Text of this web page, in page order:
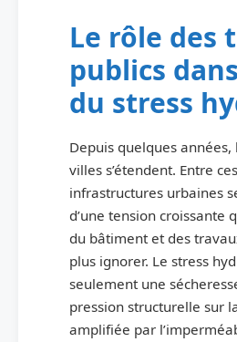
Le rôle des
publics
du stress
Depuis quelques années,
villes s’étendent. Entre
infrastructures urbaines
d’une tension croissante
du bâtiment et des
plus ignorer. Le stress
seulement une
pression structurelle sur
amplifiée par